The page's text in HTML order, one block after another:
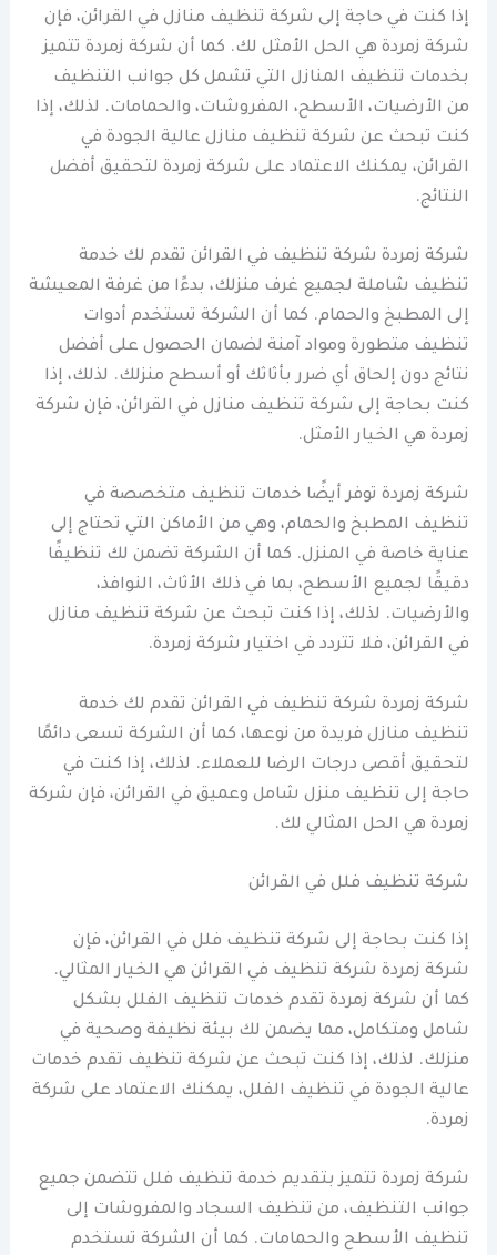
إذا كنت في حاجة إلى شركة تنظيف منازل في القرائن، فإن
شركة زمردة هي الحل الأمثل لك. كما أن شركة زمردة تتميز
بخدمات تنظيف المنازل التي تشمل كل جوانب التنظيف
من الأرضيات، الأسطح، المفروشات، والحمامات. لذلك، إذا
كنت تبحث عن شركة تنظيف منازل عالية الجودة في
القرائن، يمكنك الاعتماد على شركة زمردة لتحقيق أفضل
النتائج.
شركة زمردة شركة تنظيف في القرائن تقدم لك خدمة
تنظيف شاملة لجميع غرف منزلك، بدءًا من غرفة المعيشة
إلى المطبخ والحمام. كما أن الشركة تستخدم أدوات
تنظيف متطورة ومواد آمنة لضمان الحصول على أفضل
نتائج دون إلحاق أي ضرر بأثاثك أو أسطح منزلك. لذلك، إذا
كنت بحاجة إلى شركة تنظيف منازل في القرائن، فإن شركة
زمردة هي الخيار الأمثل.
شركة زمردة توفر أيضًا خدمات تنظيف متخصصة في
تنظيف المطبخ والحمام، وهي من الأماكن التي تحتاج إلى
عناية خاصة في المنزل. كما أن الشركة تضمن لك تنظيفًا
دقيقًا لجميع الأسطح، بما في ذلك الأثاث، النوافذ،
والأرضيات. لذلك، إذا كنت تبحث عن شركة تنظيف منازل
في القرائن، فلا تتردد في اختيار شركة زمردة.
شركة زمردة شركة تنظيف في القرائن تقدم لك خدمة
تنظيف منازل فريدة من نوعها، كما أن الشركة تسعى دائمًا
لتحقيق أقصى درجات الرضا للعملاء. لذلك، إذا كنت في
حاجة إلى تنظيف منزل شامل وعميق في القرائن، فإن شركة
زمردة هي الحل المثالي لك.
شركة تنظيف فلل في القرائن
إذا كنت بحاجة إلى شركة تنظيف فلل في القرائن، فإن
شركة زمردة شركة تنظيف في القرائن هي الخيار المثالي.
كما أن شركة زمردة تقدم خدمات تنظيف الفلل بشكل
شامل ومتكامل، مما يضمن لك بيئة نظيفة وصحية في
منزلك. لذلك، إذا كنت تبحث عن شركة تنظيف تقدم خدمات
عالية الجودة في تنظيف الفلل، يمكنك الاعتماد على شركة
زمردة.
شركة زمردة تتميز بتقديم خدمة تنظيف فلل تتضمن جميع
جوانب التنظيف، من تنظيف السجاد والمفروشات إلى
تنظيف الأسطح والحمامات. كما أن الشركة تستخدم